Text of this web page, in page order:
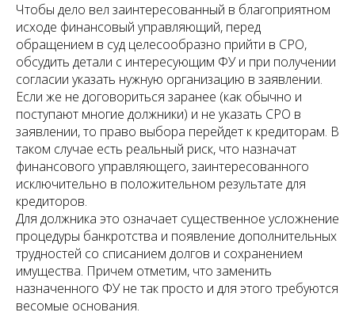
Чтобы дело вел заинтересованный в благоприятном
исходе финансовый управляющий, перед
обращением в суд целесообразно прийти в СРО,
обсудить детали с интересующим ФУ и при получении
согласии указать нужную организацию в заявлении.
Если же не договориться заранее (как обычно и
поступают многие должники) и не указать СРО в
заявлении, то право выбора перейдет к кредиторам. В
таком случае есть реальный риск, что назначат
финансового управляющего, заинтересованного
исключительно в положительном результате для
кредиторов.
Для должника это означает существенное усложнение
процедуры банкротства и появление дополнительных
трудностей со списанием долгов и сохранением
имущества. Причем отметим, что заменить
назначенного ФУ не так просто и для этого требуются
весомые основания.